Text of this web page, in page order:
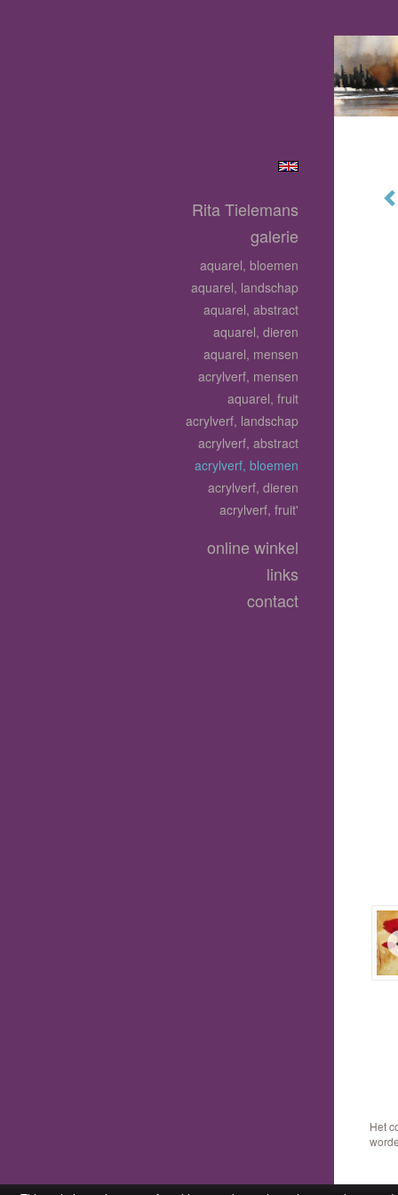
Rita Tielemans
galerie
aquarel, bloemen
aquarel, landschap
aquarel, abstract
aquarel, dieren
aquarel, mensen
acrylverf, mensen
aquarel, fruit
acrylverf, landschap
acrylverf, abstract
acrylverf, bloemen
acrylverf, dieren
acrylverf, fruit'
online winkel
links
contact
Het